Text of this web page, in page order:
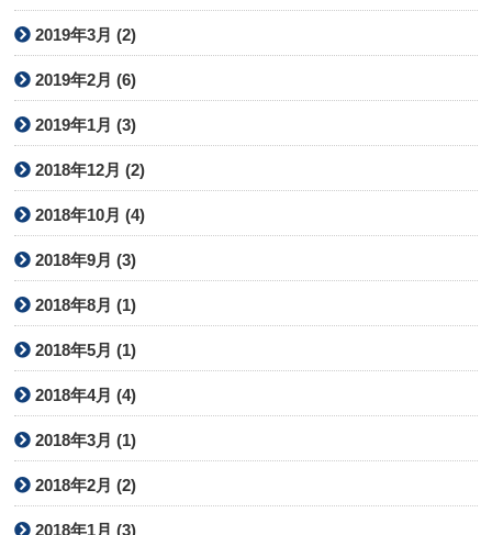
2019年3月 (2)
2019年2月 (6)
2019年1月 (3)
2018年12月 (2)
2018年10月 (4)
2018年9月 (3)
2018年8月 (1)
2018年5月 (1)
2018年4月 (4)
2018年3月 (1)
2018年2月 (2)
2018年1月 (3)